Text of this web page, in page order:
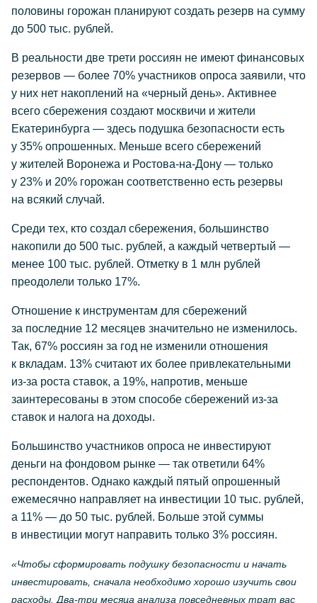
половины горожан планируют создать резерв на сумму
до 500 тыс. рублей.
В реальности две трети россиян не имеют финансовых
резервов — более 70% участников опроса заявили, что
у них нет накоплений на «черный день». Активнее
всего сбережения создают москвичи и жители
Екатеринбурга — здесь подушка безопасности есть
у 35% опрошенных. Меньше всего сбережений
у жителей Воронежа и Ростова-на-Дону — только
у 23% и 20% горожан соответственно есть резервы
на всякий случай.
Среди тех, кто создал сбережения, большинство
накопили до 500 тыс. рублей, а каждый четвертый —
менее 100 тыс. рублей. Отметку в 1 млн рублей
преодолели только 17%.
Отношение к инструментам для сбережений
за последние 12 месяцев значительно не изменилось.
Так, 67% россиян за год не изменили отношения
к вкладам. 13% считают их более привлекательными
из-за роста ставок, а 19%, напротив, меньше
заинтересованы в этом способе сбережений из-за
ставок и налога на доходы.
Большинство участников опроса не инвестируют
деньги на фондовом рынке — так ответили 64%
респондентов. Однако каждый пятый опрошенный
ежемесячно направляет на инвестиции 10 тыс. рублей,
а 11% — до 50 тыс. рублей. Больше этой суммы
в инвестиции могут направить только 3% россиян.
«Чтобы сформировать подушку безопасности и начать
инвестировать, сначала необходимо хорошо изучить свои
расходы. Два-три месяца анализа повседневных трат вас